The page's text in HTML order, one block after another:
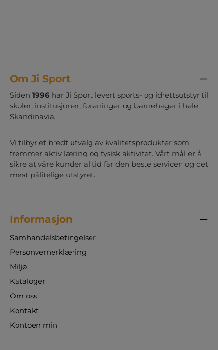
Om Ji Sport
Siden 1996 har Ji Sport levert sports- og idrettsutstyr til
skoler, institusjoner, foreninger og barnehager i hele
Skandinavia.
Vi tilbyr et bredt utvalg av kvalitetsprodukter som
fremmer aktiv læring og fysisk aktivitet. Vårt mål er å
sikre at våre kunder alltid får den beste servicen og det
mest pålitelige utstyret.
Informasjon
Samhandelsbetingelser
Personvernerklæring
Miljø
Kataloger
Om oss
Kontakt
Kontoen min